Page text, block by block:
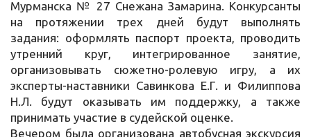
Мурманска № 27 Снежана Замарина. Конкурсанты
на протяжении трех дней будут выполнять
задания: оформлять паспорт проекта, проводить
утренний круг, интегрированное занятие,
организовывать сюжетно-ролевую игру, а их
эксперты-наставники Савинкова Е.Г. и Филиппова
Н.Л. будут оказывать им поддержку, а также
принимать участие в судейской оценке.
Вечером была организована автобусная экскурсия